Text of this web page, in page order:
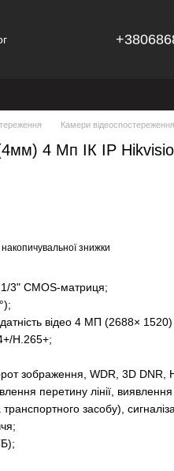
Камери відеоспостереження
4 Мп ІК IP
знижки
1/3" CMOS-матриця;
відео 4 МП (2688×
H.265+;
зображення, WDR, 3D DNR,
перетину лінії,
засобу),